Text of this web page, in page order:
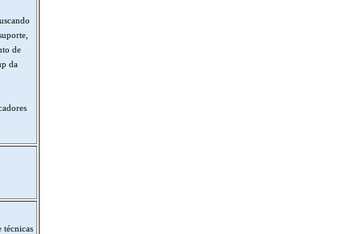
de
da
técnicas